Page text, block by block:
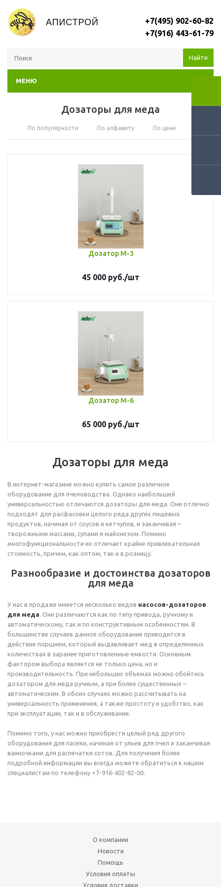
+7(495) 902-60-82
+7(916) 443-61-79
Найти
МЕНЮ
Дозаторы для меда
По популярности По алфавиту По цене
Дозатор М-3
45 000 руб./шт
Дозатор M-6
65 000 руб./шт
Дозаторы для меда
В интернет-магазине можно купить самое различное
оборудование для пчеловодства. Однако наибольшей
универсальностью отличаются дозаторы для меда. Они отлично
подходят для расфасовки целого ряда других пищевых
продуктов, начиная от соусов и кетчупов, и заканчивая –
творожными массами, супами и майонезом. Помимо
многофункциональности их отличает крайне привлекательная
стоимость, причем, как оптом, так и в розницу.
Разнообразие и достоинства дозаторов
для меда
У нас в продаже имеется несколько видов насосов-дозаторов
для меда. Они различаются как по типу привода, ручному и
автоматическому, так и по конструктивным особенностям. В
большинстве случаев данное оборудование приводится в
действие поршнем, который выдавливает мед в определенных
количествах в заранее приготовленные емкости. Основным
фактором выбора является не только цена, но и
производительность. При небольших объемах можно обойтись
дозатором для меда ручным, а при более существенных –
автоматическим. В обоих случаях можно рассчитывать на
универсальность применения, а также простоту и удобство, как
при эксплуатации, так и в обслуживании.
Помимо того, у нас можно приобрести целый ряд другого
оборудования для пасеки, начиная от ульев для пчел и заканчивая
ванночками для распечатки сотов. Для получения более
подробной информации вы всегда можете обратиться к нашим
специалистам по телефону +7-916-402-82-00.
О компании
Новости
Помощь
Условия оплаты
Условия доставки